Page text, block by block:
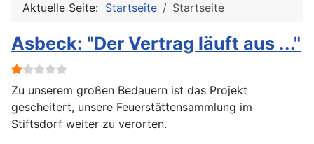
Aktuelle Seite: Startseite Startseite
Asbeck: "Der Vertrag läuft aus ..."
Bewertung:
Zu unserem großen Bedauern ist das Projekt
gescheitert, unsere Feuerstättensammlung im
Stiftsdorf weiter zu verorten.